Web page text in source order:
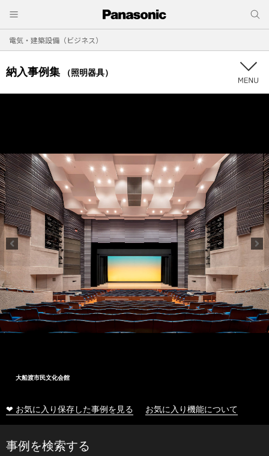
電気・建築設備（ビジネス）
納入事例集 （照明器具）
大船渡市民文化会館
❤ お気に入り保存した事例を見る お気に入り機能について
事例を検索する